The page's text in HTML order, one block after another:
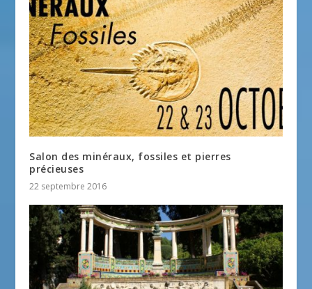
Salon des minéraux, fossiles et pierres
précieuses
22 septembre 2016